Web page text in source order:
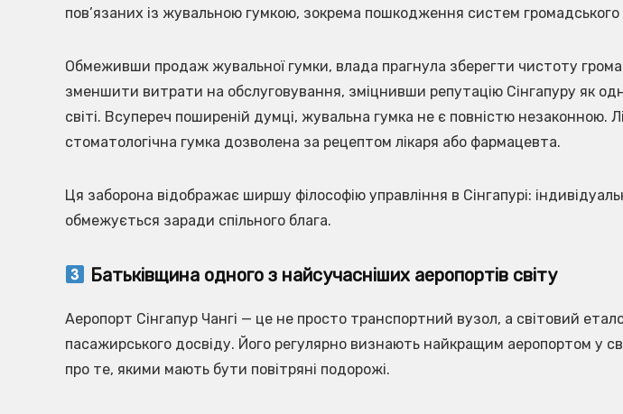
пов’язаних із жувальною гумкою, зокрема пошкодження систем
Обмеживши продаж жувальної гумки, влада прагнула зберегти чистоту
зменшити витрати на обслуговування, зміцнивши репутацію Сінгапуру як
світі. Всупереч поширеній думці, жувальна гумка не є повністю незаконною.
стоматологічна гумка дозволена за рецептом лікаря або фармацевта.
Ця заборона відображає ширшу філософію управління в Сінгапурі:
обмежується заради спільного блага.
Батьківщина одного з найсучасніших аеропортів світу
Аеропорт Сінгапур Чангі — це не просто транспортний вузол, а світовий
пасажирського досвіду. Його регулярно визнають найкращим аеропортом у
про те, якими мають бути повітряні подорожі.